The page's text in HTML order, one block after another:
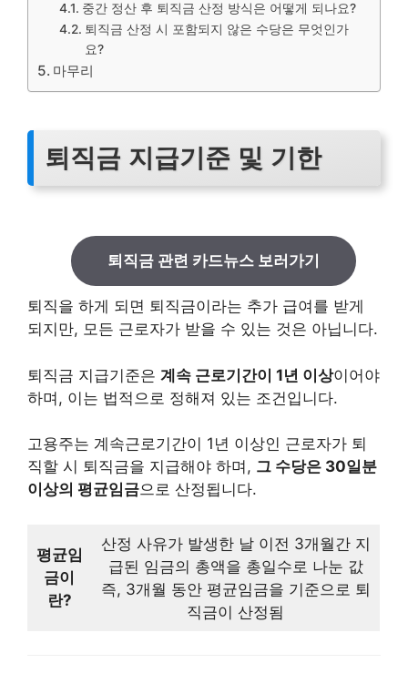
중간 정산 후 퇴직금 산정 방식은 어떻게 되나요?
퇴직금 산정 시 포함되지 않은 수당은 무엇인가
요?
마무리
퇴직금 지급기준 및 기한
퇴직금 관련 카드뉴스 보러가기
퇴직을 하게 되면 퇴직금이라는 추가 급여를 받게
되지만, 모든 근로자가 받을 수 있는 것은 아닙니다.
퇴직금 지급기준은 계속 근로기간이 1년 이상이어야
하며, 이는 법적으로 정해져 있는 조건입니다.
고용주는 계속근로기간이 1년 이상인 근로자가 퇴
직할 시 퇴직금을 지급해야 하며, 그 수당은 30일분
이상의 평균임금으로 산정됩니다.
평균임
금이
란?
산정 사유가 발생한 날 이전 3개월간 지
급된 임금의 총액을 총일수로 나눈 값
즉, 3개월 동안 평균임금을 기준으로 퇴
직금이 산정됨